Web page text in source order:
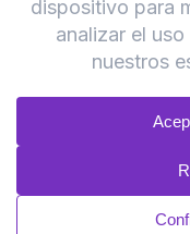
F
a
© 2026.